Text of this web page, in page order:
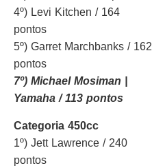
4º) Levi Kitchen / 164
pontos
5º) Garret Marchbanks / 162
pontos
7º) Michael Mosiman |
Yamaha / 113 pontos
Categoria 450cc
1º) Jett Lawrence / 240
pontos